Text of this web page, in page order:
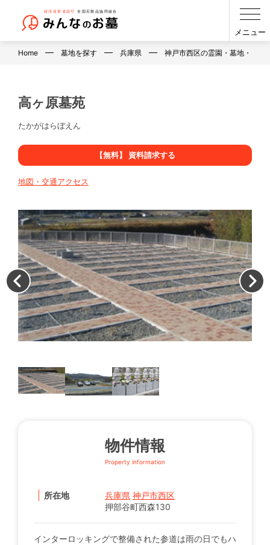
メニュー
Home 墓地を探す 兵庫県 神戸市西区の霊園・墓地・お墓
高ヶ原墓苑
たかがはらぼえん
【無料】 資料請求する
地図・交通アクセス
物件情報
Property information
所在地 兵庫県 神戸市西区
押部谷町西森130
インターロッキングで整備された参道は雨の日でもハ